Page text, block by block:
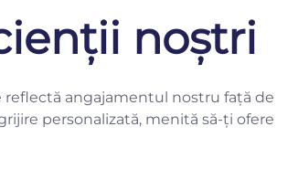
noștri
reflectă angajamentul nostru față de
personalizată, menită să-ți ofere